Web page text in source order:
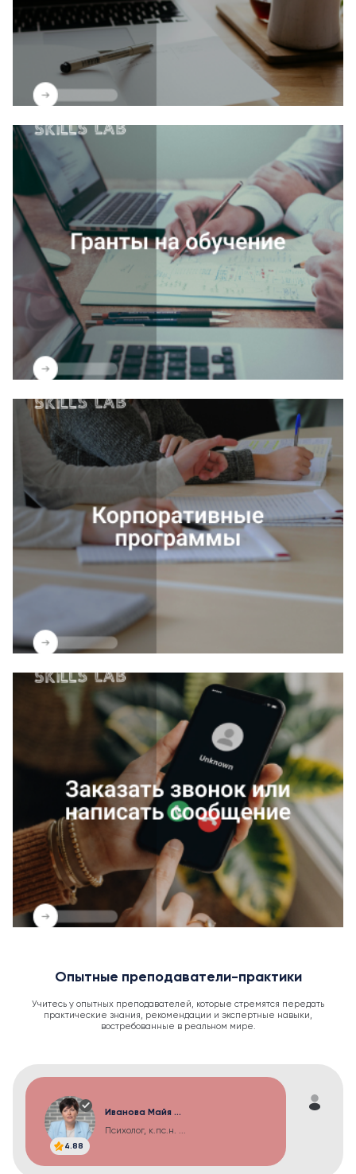
Опытные преподаватели-практики
Учитесь у опытных преподавателей, которые стремятся передать
практические знания, рекомендации и экспертные навыки,
востребованные в реальном мире.
4.88
Иванова Майя ...
Психолог, к.пс.н. ...